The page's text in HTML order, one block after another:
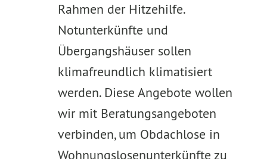
Rahmen der Hitzehilfe.
Notunterkünfte und
Übergangshäuser sollen
klimafreundlich klimatisiert
werden. Diese Angebote wollen
wir mit Beratungsangeboten
verbinden, um Obdachlose in
Wohnungslosenunterkünfte zu